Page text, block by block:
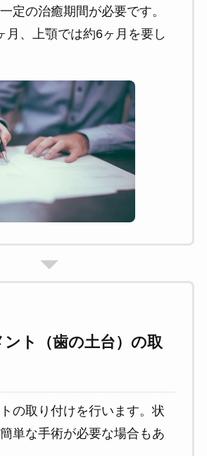
定の治癒期間が必要です。
月、上顎では約6ヶ月を要し
ト（歯の土台）の取
の取り付けを行います。状
単な手術が必要な場合もあ